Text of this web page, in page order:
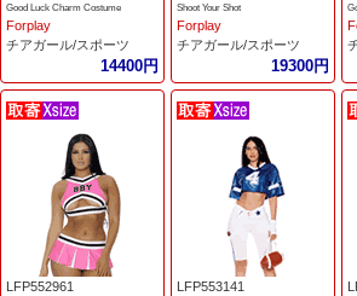
Good Luck Charm Costume
Forplay
チアガール/スポーツ
14400円
Shoot Your Shot
Forplay
チアガール/スポーツ
19300円
LFP552961 LFP553141